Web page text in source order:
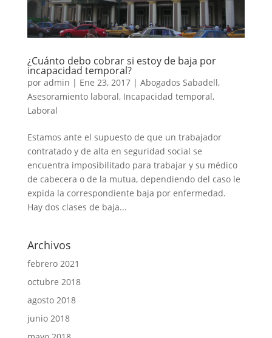
¿Cuánto debo cobrar si estoy de baja por
incapacidad temporal?
por admin | Ene 23, 2017| Abogados Sabadell,
Asesoramiento laboral, Incapacidad temporal,
Laboral
Estamos ante el supuesto de que un trabajador
contratado y de alta en seguridad social se
encuentra imposibilitado para trabajar y su médico
de cabecera o de la mutua, dependiendo del caso le
expida la correspondiente baja por enfermedad.
Hay dos clases de baja...
Archivos
febrero 2021
octubre 2018
agosto 2018
junio 2018